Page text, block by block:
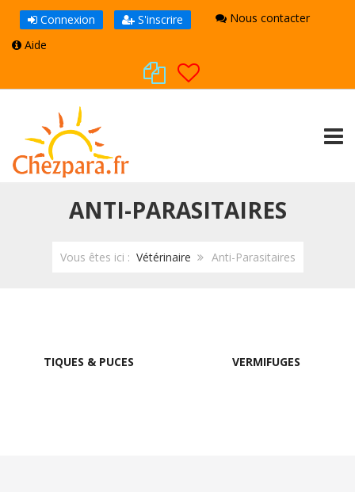
Connexion S'inscrire
Nous contacter
Aide
ANTI-PARASITAIRES
Vous êtes ici : Vétérinaire Anti-Parasitaires
TIQUES & PUCES VERMIFUGES